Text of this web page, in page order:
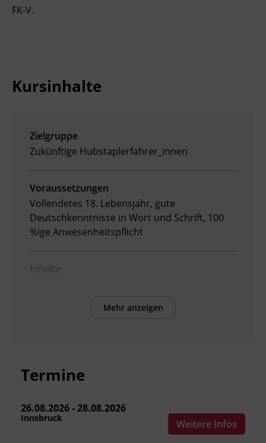
Digitales Lernen
FK-V.
Kursinhalte
Zielgruppe
Zukünftige Hubstaplerfahrer_innen
Voraussetzungen
Vollendetes 18. Lebensjahr, gute
Deutschkenntnisse in Wort und Schrift, 100
%ige Anwesenheitspflicht
Inhalte
Hubstaplers beschreiben.
Ausrüstung sowie die
Sicherheitseinrichtungen bedienen.
Betrieb und Wartung eines Hubstaplers
Mehr anzeigen
Termine
26.08.2026 - 28.08.2026
Innsbruck Weitere Infos